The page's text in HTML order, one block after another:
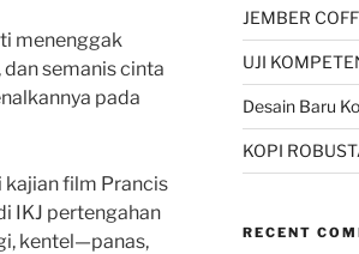
menenggak
semanis cinta
pada
kajian film Prancis
IKJ pertengahan
kentel—panas,
JEMBER
UJI
Desain Baru
KOPI
RECENT